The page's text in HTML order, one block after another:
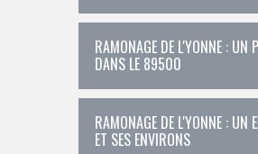
RAMONAGE DE L'YONNE : UN
DANS LE 89500
RAMONAGE DE L'YONNE : UN
ET SES ENVIRONS